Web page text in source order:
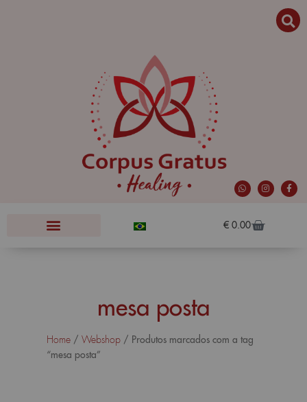
€ 0.00
mesa posta
Home / Webshop / Produtos marcados com a tag
“mesa posta”